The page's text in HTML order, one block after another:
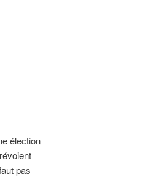
élection
pas